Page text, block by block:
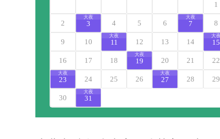
1
2 3
大夜
4 5 6 7
大夜
8
9 10 11
大夜
12 13 14 15
大
16 17 18 19
大夜
20 21 22
23
大夜
24 25 26 27
大夜
28 29
30 31
大夜